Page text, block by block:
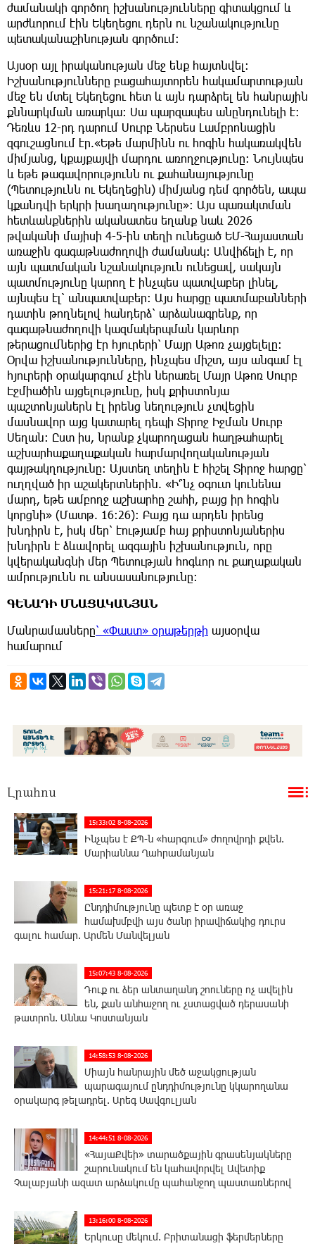
ժամանակի գործող իշխանությունները գիտակցում և
արժևորում էին Եկեղեցու դերն ու նշանակությունը
պետականաշինության գործում։
Այսօր այլ իրականության մեջ ենք հայտնվել։
Իշխանությունները բացահայտորեն հակամարտության
մեջ են մտել Եկեղեցու հետ և այն դարձրել են հանրային
քննարկման առարկա։ Սա պարզապես անընդունելի է:
Դեռևս 12-րդ դարում Սուրբ Ներսես Լամբրոնացին
զգուշացնում էր.«Եթե մարմինն ու հոգին հակառակվեն
միմյանց, կքայքայվի մարդու առողջությունը։ Նույնպես
և եթե թագավորությունն ու քահանայությունը
(Պետությունն ու Եկեղեցին) միմյանց դեմ գործեն, ապա
կքանդվի երկրի խաղաղությունը»։ Այս պառակտման
հետևանքներին ականատես եղանք նաև 2026
թվականի մայիսի 4-5-ին տեղի ունեցած ԵՄ-Հայաստան
առաջին գագաթնաժողովի ժամանակ։ Անվիճելի է, որ
այն պատմական նշանակություն ունեցավ, սակայն
պատմությունը կարող է ինչպես պատվաբեր լինել,
այնպես էլ՝ անպատվաբեր։ Այս հարցը պատմաբանների
դատին թողնելով հանդերձ՝ արձանագրենք, որ
գագաթնաժողովի կազմակերպման կարևոր
թերացումներից էր հյուրերի՝ Մայր Աթոռ չայցելելը։
Օրվա իշխանությունները, ինչպես միշտ, այս անգամ էլ
հյուրերի օրակարգում չէին ներառել Մայր Աթոռ Սուրբ
Էջմիածին այցելությունը, իսկ քրիստոնյա
պաշտոնյաներն էլ իրենց նեղություն չտվեցին
մասնավոր այց կատարել դեպի Տիրոջ Իջման Սուրբ
Սեղան։ Ըստ իս, նրանք չկարողացան հաղթահարել
աշխարհաքաղաքական հարմարվողականության
գայթակղությունը։ Այստեղ տեղին է հիշել Տիրոջ հարցը՝
ուղղված իր աշակերտներին. «Ի՞նչ օգուտ կունենա
մարդ, եթե ամբողջ աշխարհը շահի, բայց իր հոգին
կորցնի» (Մատթ. 16։26)։ Բայց դա արդեն իրենց
խնդիրն է, իսկ մեր՝ էությամբ հայ քրիստոնյաներիս
խնդիրն է ձևավորել ազգային իշխանություն, որը
կվերականգնի մեր Պետության հոգևոր ու քաղաքական
ամրությունն ու անսասանությունը։
ԳԵՆԱԴԻ ՄՆԱՑԱԿԱՆՅԱՆ
Մանրամասները՝ «Փաստ» օրաթերթի այսօրվա
համարում
Լրահոս
15:33:02 8-08-2026
Ինչպես է ՔՊ-ն «հարգում» ժողովրդի քվեն.
Մարիաննա Ղահրամանյան
15:21:17 8-08-2026
Ընդդիմությունը պետք է օր առաջ
համախմբվի այս ծանր իրավիճակից դուրս
գալու համար. Արմեն Մանվելյան
15:07:43 8-08-2026
Դուք ու ձեր անտաղանդ շոուները ոչ ավելին
են, քան անհաջող ու չստացված դերասանի
թատրոն. Աննա Կոստանյան
14:58:53 8-08-2026
Միայն հանրային մեծ աջակցության
պարագայում ընդդիմությունը կկարողանա
օրակարգ թելադրել. Արեգ Սավգուլյան
14:44:51 8-08-2026
«ՀայաՔվեի» տարածքային գրասենյակները
շարունակում են կահավորվել Ավետիք
Չալաբյանի ազատ արձակումը պահանջող պաստառներով
13:16:00 8-08-2026
Երկուսը մեկում. Բրիտանացի ֆերմերները